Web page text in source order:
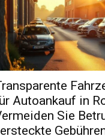
Autoankauf in
Sie